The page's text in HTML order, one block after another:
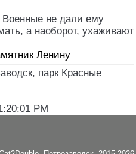
Военные не дали ему
а наоборот, ухаживают
Ленину
парк Красные
PM